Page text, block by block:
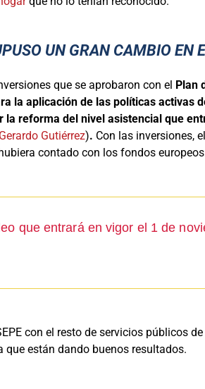
UN GRAN CAMBIO EN
que se aprobaron con el Plan
la aplicación de las políticas activas
la reforma del nivel asistencial que
Gutiérrez). Con las inversiones,
contado con los fondos
que entrará en vigor el 1 de
con el resto de servicios públicos
están dando buenos resultados.